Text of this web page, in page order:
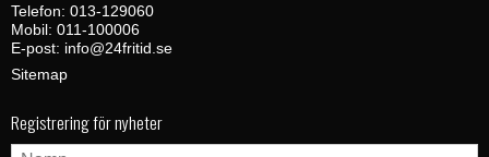
Telefon: 013-129060
Mobil: 011-100006
E-post: info@24fritid.se
Sitemap
Registrering för nyheter